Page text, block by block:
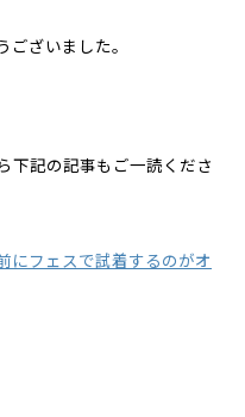
ざいました。
下記の記事もご一読くださ
にフェスで試着するのがオ